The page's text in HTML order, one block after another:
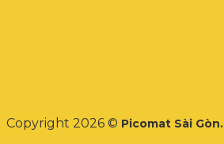
Copyright 2026 © Picomat Sài Gòn.